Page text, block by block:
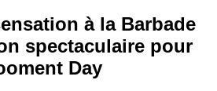
à la Barbade
spectaculaire pour
Day